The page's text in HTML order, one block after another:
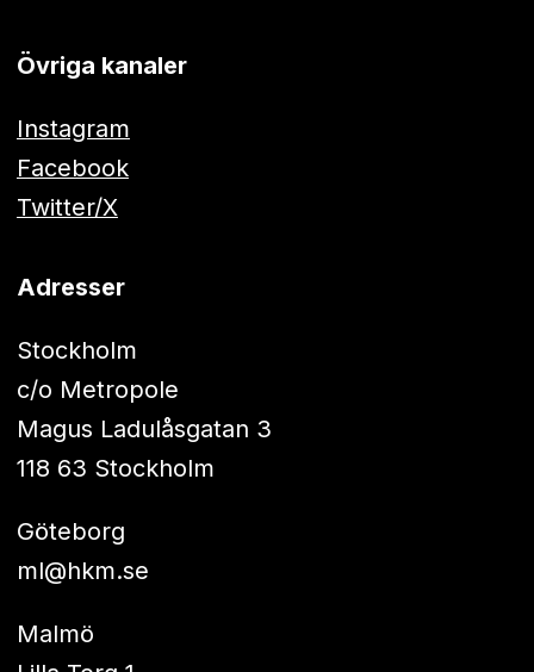
Övriga kanaler
Instagram
Facebook
Twitter/X
Adresser
Stockholm
c/o Metropole
Magus Ladulåsgatan 3
118 63 Stockholm
Göteborg
ml@hkm.se
Malmö